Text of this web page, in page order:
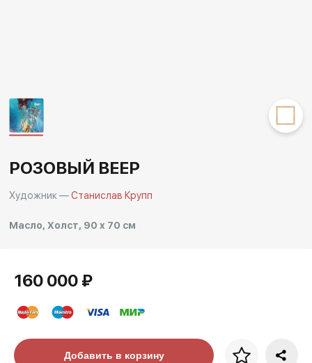
РОЗОВЫЙ ВЕЕР
Художник —Станислав Крупп
Масло, Холст, 90 x 70 см
160 000 ₽
Цена за багетДобавить в корзину